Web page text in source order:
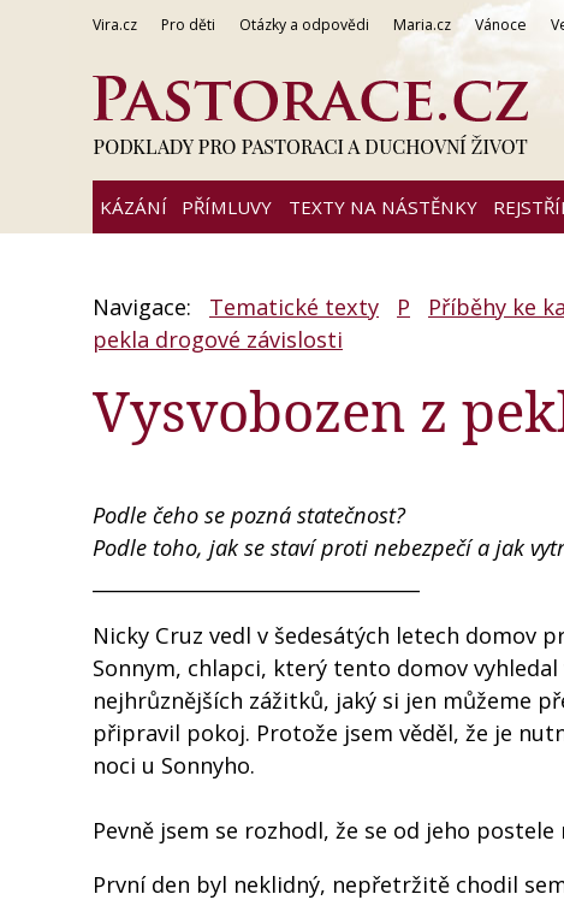
Vira.cz Pro děti Otázky a odpovědi Maria.cz Vánoce
KÁZÁNÍ PŘÍMLUVY TEXTY NA NÁSTĚNKY
Navigace: Tematické texty P Příběhy ke
pekla drogové závislosti
Vysvobozen z
Podle čeho se pozná statečnost?
Podle toho, jak se staví proti nebezpečí a jak
Nicky Cruz vedl v šedesátých letech domov
Sonnym, chlapci, který tento domov
nejhrůznějších zážitků, jaký si jen můžeme
připravil pokoj. Protože jsem věděl, že je
noci u Sonnyho.
Pevně jsem se rozhodl, že se od jeho
První den byl neklidný, nepřetržitě chodil